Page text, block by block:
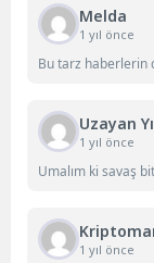
Melda
1 yıl önce
Bu tarz haberlerin
Uzayan
1 yıl önce
Umalım ki savaş
1 yıl önce